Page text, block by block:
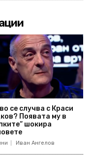
се случва с Краси
Появата му в
шокира
Иван Ангелов